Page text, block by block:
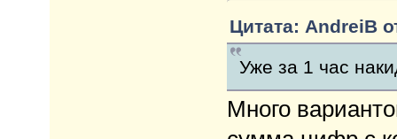
Цитата: AndreiB
Уже за 1 час
Много